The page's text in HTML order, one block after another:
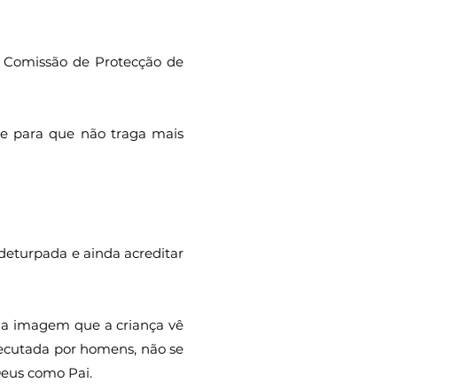
de Protecção de
para que não traga mais
e ainda acreditar
imagem que a criança vê
por homens, não se
como Pai.